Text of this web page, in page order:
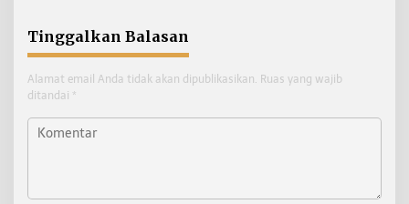
Tinggalkan Balasan
Alamat email Anda tidak akan dipublikasikan. Ruas yang wajib
ditandai *